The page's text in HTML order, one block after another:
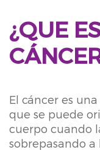
¿QUE
El cáncer es
que se puede
cuerpo cuando
sobrepasando a